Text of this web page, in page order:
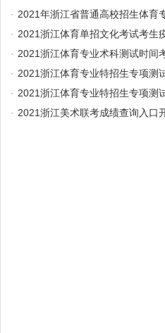
· 2021年浙江省普通高校招生体育
· 2021浙江体育单招文化考试考生
· 2021浙江体育专业术科测试时间
· 2021浙江体育专业特招生专项测
· 2021浙江体育专业特招生专项测
· 2021浙江美术联考成绩查询入口